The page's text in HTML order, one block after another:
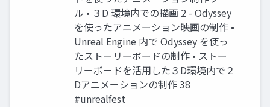
ル • ３D 環境内での描画 2 - Odyssey
を使ったアニメーション映画の制作 •
Unreal Engine 内で Odyssey を使っ
たストーリーボードの制作 • ストー
リーボードを活用した３D環境内で２
Dアニメーションの制作 38
#unrealfest